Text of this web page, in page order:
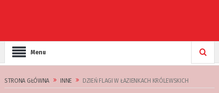
Menu
STRONA GŁÓWNA INNE DZIEŃ FLAGI W ŁAZIENKACH KRÓLEWSKICH